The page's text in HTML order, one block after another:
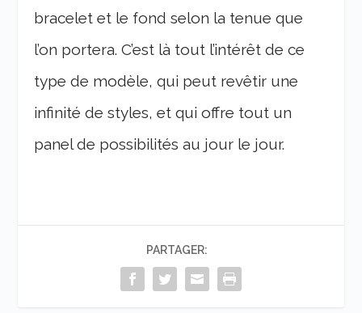
bracelet et le fond selon la tenue que
l’on portera. C’est là tout l’intérêt de ce
type de modèle, qui peut revêtir une
infinité de styles, et qui offre tout un
panel de possibilités au jour le jour.
PARTAGER: